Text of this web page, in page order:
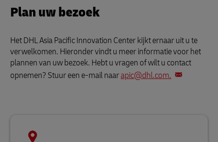
Plan uw bezoek
Het DHL Asia Pacific Innovation Center kijkt ernaar uit u te
verwelkomen. Hieronder vindt u meer informatie voor het
plannen van uw bezoek. Hebt u vragen of wilt u contact
opnemen? Stuur een e-mail naarapic@dhl.com.